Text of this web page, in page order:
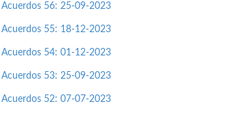
Acuerdos 56: 25-09-2023
Acuerdos 55: 18-12-2023
Acuerdos 54: 01-12-2023
Acuerdos 53: 25-09-2023
Acuerdos 52: 07-07-2023